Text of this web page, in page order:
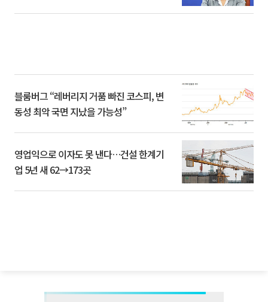
블룸버그 “레버리지 거품 빠진 코스피, 변
동성 최악 국면 지났을 가능성”
영업익으로 이자도 못 낸다…건설 한계기
업 5년 새 62→173곳